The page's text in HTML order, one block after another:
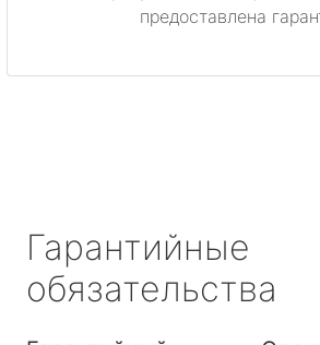
предоставлена
Гарантийные
обязательства